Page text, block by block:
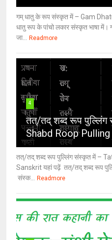
गम् धातु के रूप संस्कृत में – Gam
धातु रूप के पांचो लकार संस्कृत भाषा में।
जा... Readmore
4
तत्/तद् शब्द रूप
Shabd Roop
तत्/तद् शब्द रूप पुल्लिंग संस्कृत में –
Sanskrit यहां पढ़ें तत्/तद् शब्द रूप
संस्क... Readmore